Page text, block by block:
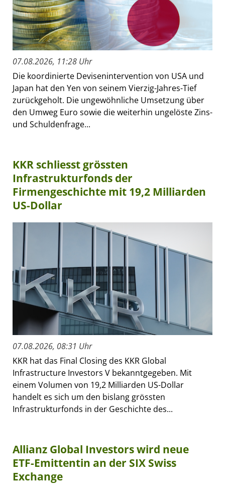
07.08.2026, 11:28 Uhr
Die koordinierte Devisenintervention von USA und
Japan hat den Yen von seinem Vierzig-Jahres-Tief
zurückgeholt. Die ungewöhnliche Umsetzung über
den Umweg Euro sowie die weiterhin ungelöste Zins-
und Schuldenfrage...
KKR schliesst grössten
Infrastrukturfonds der
Firmengeschichte mit 19,2 Milliarden
US-Dollar
07.08.2026, 08:31 Uhr
KKR hat das Final Closing des KKR Global
Infrastructure Investors V bekanntgegeben. Mit
einem Volumen von 19,2 Milliarden US-Dollar
handelt es sich um den bislang grössten
Infrastrukturfonds in der Geschichte des...
Allianz Global Investors wird neue
ETF-Emittentin an der SIX Swiss
Exchange